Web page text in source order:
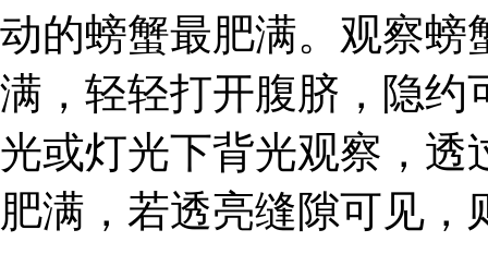
动的螃蟹最肥满。观察螃
满，轻轻打开腹脐，隐约
光或灯光下背光观察，透
肥满，若透亮缝隙可见，